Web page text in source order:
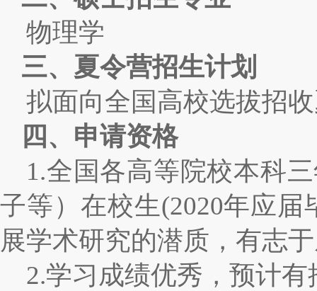
物理学
三、夏令营招生计划
拟面向全国高校选拔招
四、申请资格
1.全国各高等院校本科
子等）在校生(2020年应届
展学术研究的潜质，有志
2.学习成绩优秀，预计有